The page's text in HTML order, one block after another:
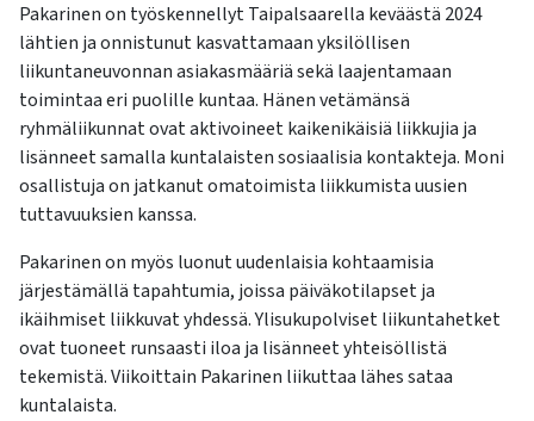
Pakarinen on työskennellyt Taipalsaarella keväästä 2024
lähtien ja onnistunut kasvattamaan yksilöllisen
liikuntaneuvonnan asiakasmääriä sekä laajentamaan
toimintaa eri puolille kuntaa. Hänen vetämänsä
ryhmäliikunnat ovat aktivoineet kaikenikäisiä liikkujia ja
lisänneet samalla kuntalaisten sosiaalisia kontakteja. Moni
osallistuja on jatkanut omatoimista liikkumista uusien
tuttavuuksien kanssa.
Pakarinen on myös luonut uudenlaisia kohtaamisia
järjestämällä tapahtumia, joissa päiväkotilapset ja
ikäihmiset liikkuvat yhdessä. Ylisukupolviset liikuntahetket
ovat tuoneet runsaasti iloa ja lisänneet yhteisöllistä
tekemistä. Viikoittain Pakarinen liikuttaa lähes sataa
kuntalaista.